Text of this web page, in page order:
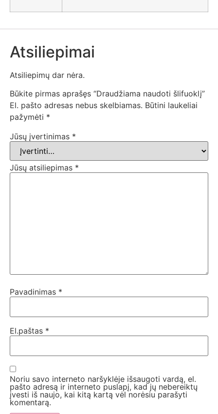
Atsiliepimai
Atsiliepimų dar nėra.
Būkite pirmas aprašęs “Draudžiama naudoti šlifuoklį”
El. pašto adresas nebus skelbiamas. Būtini laukeliai
pažymėti *
Jūsų įvertinimas *
Jūsų atsiliepimas *
Pavadinimas *
El.paštas *
Noriu savo interneto naršyklėje išsaugoti vardą, el.
pašto adresą ir interneto puslapį, kad jų nebereiktų
įvesti iš naujo, kai kitą kartą vėl norėsiu parašyti
komentarą.